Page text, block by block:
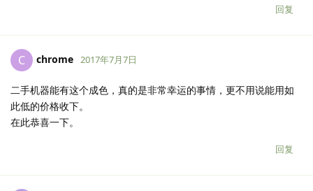
回复
C chrome 2017年7月7日
二手机器能有这个成色，真的是非常幸运的事情，更不用说能用如
此低的价格收下。
在此恭喜一下。
回复